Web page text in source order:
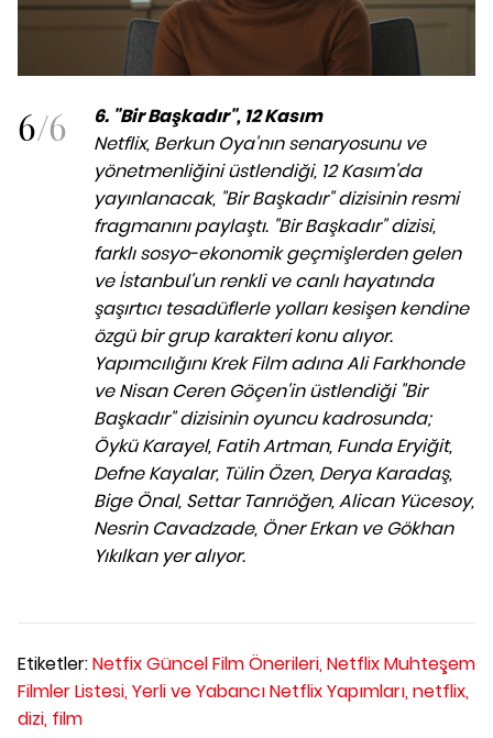
6/6
6. "Bir Başkadır", 12 Kasım
Netflix, Berkun Oya'nın senaryosunu ve
yönetmenliğini üstlendiği, 12 Kasım'da
yayınlanacak, "Bir Başkadır" dizisinin resmi
fragmanını paylaştı. "Bir Başkadır" dizisi,
farklı sosyo-ekonomik geçmişlerden gelen
ve İstanbul'un renkli ve canlı hayatında
şaşırtıcı tesadüflerle yolları kesişen kendine
özgü bir grup karakteri konu alıyor.
Yapımcılığını Krek Film adına Ali Farkhonde
ve Nisan Ceren Göçen'in üstlendiği "Bir
Başkadır" dizisinin oyuncu kadrosunda;
Öykü Karayel, Fatih Artman, Funda Eryiğit,
Defne Kayalar, Tülin Özen, Derya Karadaş,
Bige Önal, Settar Tanrıöğen, Alican Yücesoy,
Nesrin Cavadzade, Öner Erkan ve Gökhan
Yıkılkan yer alıyor.
Etiketler:Netfix Güncel Film Önerileri,Netflix Muhteşem
Filmler Listesi,Yerli ve Yabancı Netflix Yapımları,netflix,
dizi, film